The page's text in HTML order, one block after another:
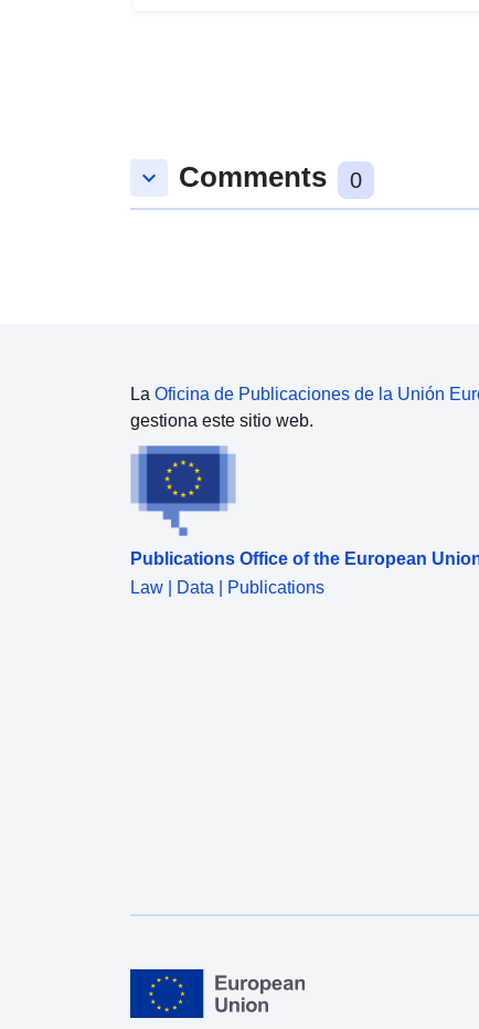
keyboard_arrow_down Comments 0
La Oficina de Publicaciones de la Unión
gestiona este sitio web.
Publications Office of the European
Law | Data | Publications